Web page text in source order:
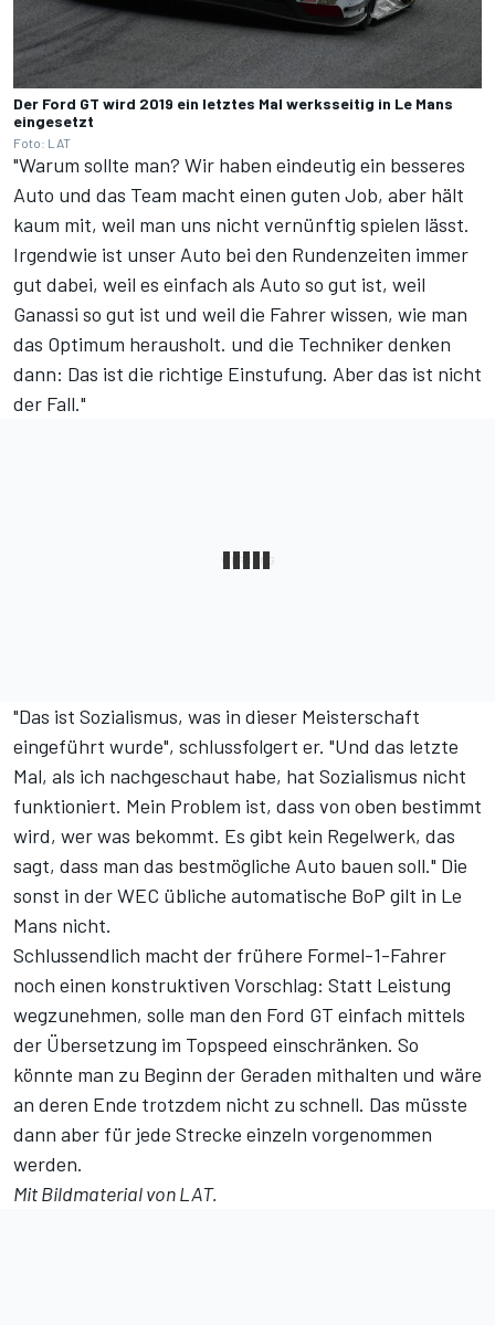
Der Ford GT wird 2019 ein letztes Mal werksseitig in Le Mans
eingesetzt
Foto: LAT
"Warum sollte man? Wir haben eindeutig ein besseres
Auto und das Team macht einen guten Job, aber hält
kaum mit, weil man uns nicht vernünftig spielen lässt.
Irgendwie ist unser Auto bei den Rundenzeiten immer
gut dabei, weil es einfach als Auto so gut ist, weil
Ganassi so gut ist und weil die Fahrer wissen, wie man
das Optimum herausholt. und die Techniker denken
dann: Das ist die richtige Einstufung. Aber das ist nicht
der Fall."
"Das ist Sozialismus, was in dieser Meisterschaft
eingeführt wurde", schlussfolgert er. "Und das letzte
Mal, als ich nachgeschaut habe, hat Sozialismus nicht
funktioniert. Mein Problem ist, dass von oben bestimmt
wird, wer was bekommt. Es gibt kein Regelwerk, das
sagt, dass man das bestmögliche Auto bauen soll." Die
sonst in der WEC übliche automatische BoP gilt in Le
Mans nicht.
Schlussendlich macht der frühere Formel-1-Fahrer
noch einen konstruktiven Vorschlag: Statt Leistung
wegzunehmen, solle man den Ford GT einfach mittels
der Übersetzung im Topspeed einschränken. So
könnte man zu Beginn der Geraden mithalten und wäre
an deren Ende trotzdem nicht zu schnell. Das müsste
dann aber für jede Strecke einzeln vorgenommen
werden.
Mit Bildmaterial von LAT.